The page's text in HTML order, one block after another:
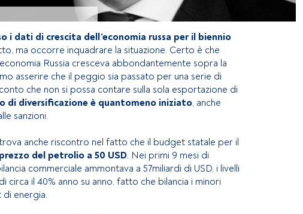
i dati di crescita dell’economia russa per il biennio
ma occorre inquadrare la situazione. Certo è che
Russia cresceva abbondantemente sopra la
asserire che il peggio sia passato per una serie di
che non si possa contare sulla sola esportazione di
di diversificazione è quantomeno iniziato, anche
sanzioni.
anche riscontro nel fatto che il budget statale per il
del petrolio a 50 USD. Nei primi 9 mesi di
commerciale ammontava a 57miliardi di USD, i livelli
circa il 40% anno su anno, fatto che bilancia i minori
di energia.